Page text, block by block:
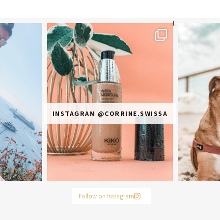
INSTAGRAM @CORRINE.SWISSA
הראשונה או
Follow on Instagram